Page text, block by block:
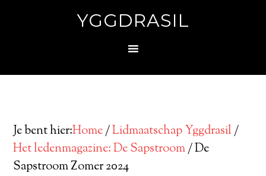
YGGDRASIL
Je bent hier:Home/Lidmaatschap Yggdrasil/
Het ledenmagazine: De Sapstroom/De
Sapstroom Zomer 2024